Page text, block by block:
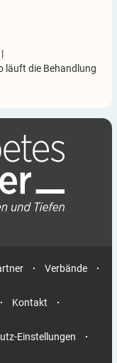
|
läuft die Behandlung
Verbände
Kontakt
Einstellungen